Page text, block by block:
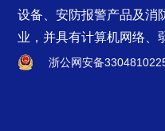
设备、安防报警产品及消
业，并具有计算机网络、
浙公网安备